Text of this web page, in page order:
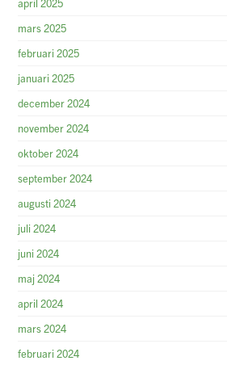
april 2025
mars 2025
februari 2025
januari 2025
december 2024
november 2024
oktober 2024
september 2024
augusti 2024
juli 2024
juni 2024
maj 2024
april 2024
mars 2024
februari 2024